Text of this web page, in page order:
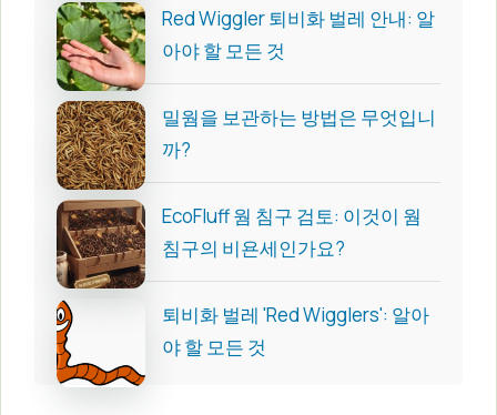
Red Wiggler 퇴비화 벌레 안내: 알
아야 할 모든 것
밀웜을 보관하는 방법은 무엇입니
까?
EcoFluff 웜 침구 검토: 이것이 웜
침구의 비욘세인가요?
퇴비화 벌레 'Red Wigglers': 알아
야 할 모든 것